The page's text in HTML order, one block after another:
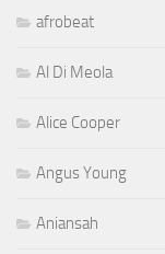
afrobeat
Al Di Meola
Alice Cooper
Angus Young
Aniansah